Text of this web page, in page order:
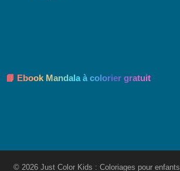
📘 Ebook Mandala à colorier gratuit
© 2026 Just Color Kids : Coloriages pour enfants